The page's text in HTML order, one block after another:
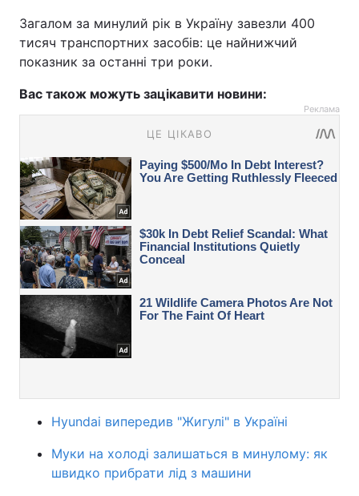
Загалом за минулий рік в Україну завезли 400
тисяч транспортних засобів: це найнижчий
показник за останні три роки.
Вас також можуть зацікавити новини:
Реклама
Hyundai випередив "Жигулі" в Україні
Муки на холоді залишаться в минулому: як
швидко прибрати лід з машини